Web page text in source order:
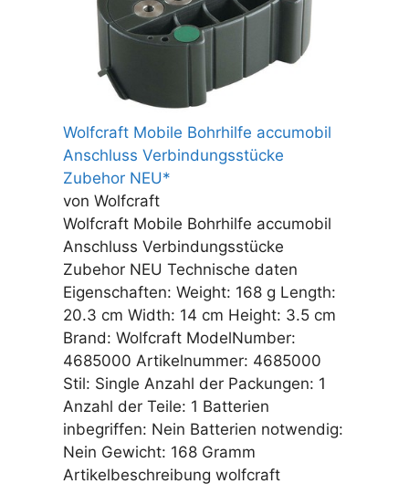
Wolfcraft Mobile Bohrhilfe accumobil
Anschluss Verbindungsstücke
Zubehor NEU*
von Wolfcraft
Wolfcraft Mobile Bohrhilfe accumobil
Anschluss Verbindungsstücke
Zubehor NEU Technische daten
Eigenschaften: Weight: 168 g Length:
20.3 cm Width: 14 cm Height: 3.5 cm
Brand: Wolfcraft ModelNumber:
4685000 Artikelnummer: 4685000
Stil: Single Anzahl der Packungen: 1
Anzahl der Teile: 1 Batterien
inbegriffen: Nein Batterien notwendig:
Nein Gewicht: 168 Gramm
Artikelbeschreibung wolfcraft